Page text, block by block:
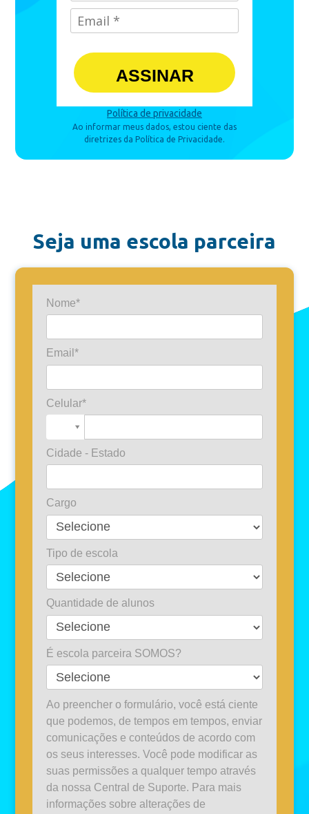
ASSINAR
Política de privacidade
Ao informar meus dados, estou ciente das
diretrizes da Política de Privacidade.
Seja uma escola parceira
Nome*
Email*
Celular*
Cidade - Estado
Cargo
Tipo de escola
Quantidade de alunos
É escola parceira SOMOS?
Ao preencher o formulário, você está ciente
que podemos, de tempos em tempos, enviar
comunicações e conteúdos de acordo com
os seus interesses. Você pode modificar as
suas permissões a qualquer tempo através
da nossa Central de Suporte. Para mais
informações sobre alterações de